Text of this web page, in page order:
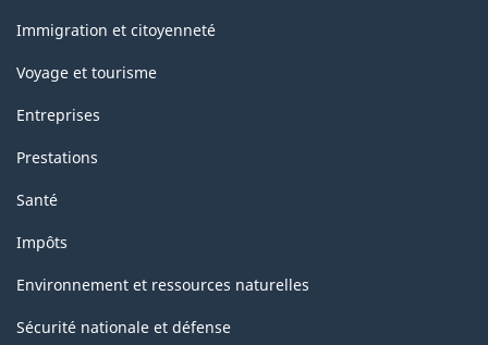
sujets
Immigration et citoyenneté
Voyage et tourisme
Entreprises
Prestations
Santé
Impôts
Environnement et ressources naturelles
Sécurité nationale et défense